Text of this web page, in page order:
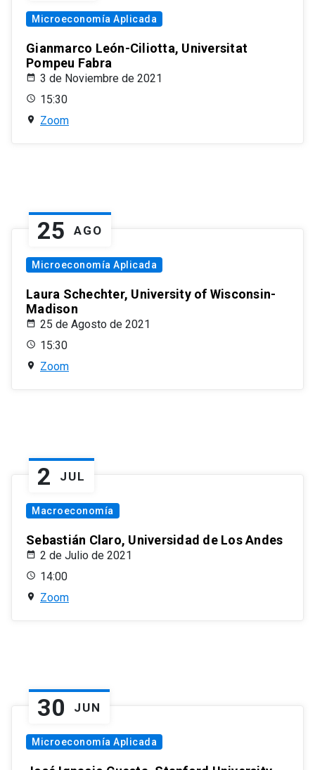
Microeconomía Aplicada
Gianmarco León-Ciliotta, Universitat
Pompeu Fabra
3 de Noviembre de 2021
15:30
Zoom
25 AGO
Microeconomía Aplicada
Laura Schechter, University of Wisconsin-
Madison
25 de Agosto de 2021
15:30
Zoom
2 JUL
Macroeconomía
Sebastián Claro, Universidad de Los Andes
2 de Julio de 2021
14:00
Zoom
30 JUN
Microeconomía Aplicada